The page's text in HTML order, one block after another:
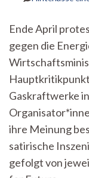
Ende April
gegen die
Gaskraftwerke
ihre Meinung
satirische
gefolgt von